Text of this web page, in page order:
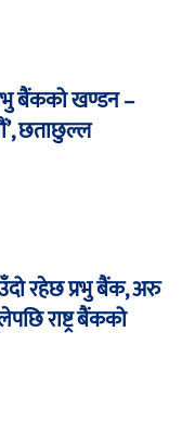
बैंकको खण्डन –
छताछुल्ल
रहेछ प्रभु बैंक, अरु
राष्ट्र बैंकको